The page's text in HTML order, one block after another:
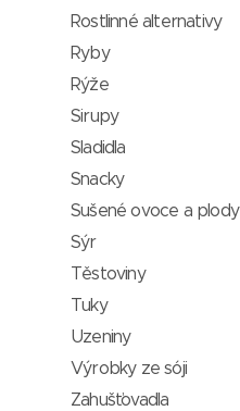
Rostlinné alternativy
Ryby
Rýže
Sirupy
Sladidla
Snacky
Sušené ovoce a plody
Sýr
Těstoviny
Tuky
Uzeniny
Výrobky ze sóji
Zahušťovadla